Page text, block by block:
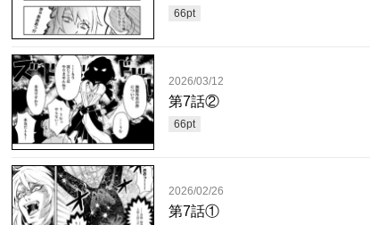
66pt
2026/03/12
第7話②
66pt
2026/02/26
第7話①